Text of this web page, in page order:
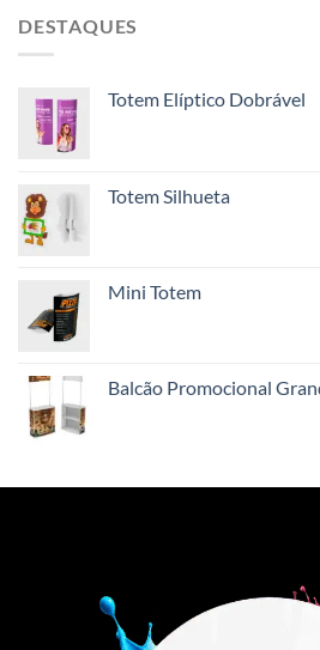
DESTAQUES
Totem Elíptico Dobrável
Totem Silhueta
Mini Totem
Balcão Promocional